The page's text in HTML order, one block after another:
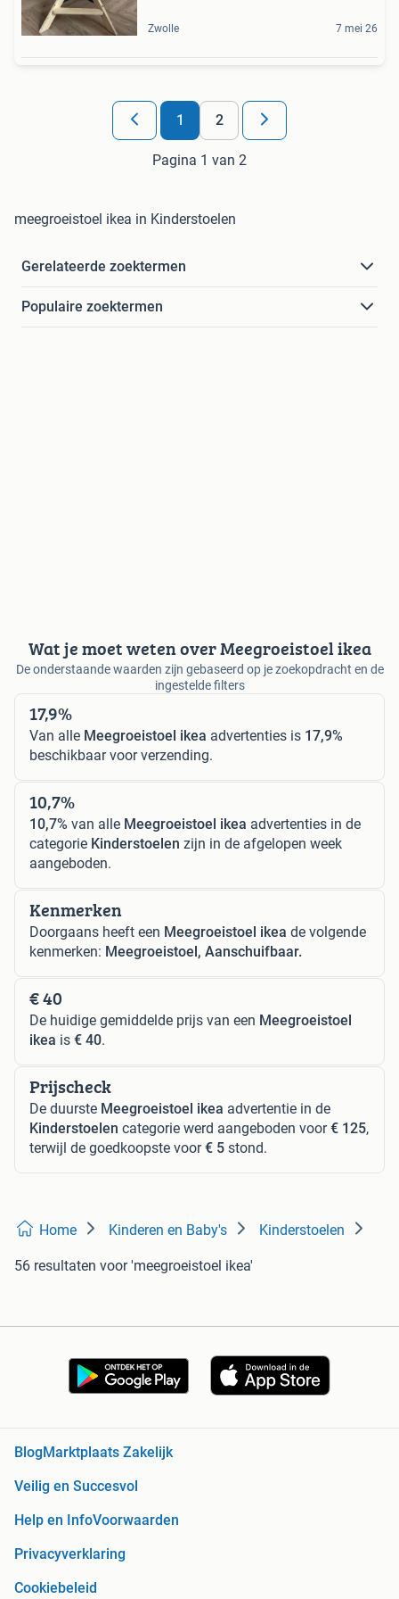
Zwolle 7 mei 26
1 2
Pagina 1 van 2
meegroeistoel ikea in Kinderstoelen
Gerelateerde zoektermen
Populaire zoektermen
Wat je moet weten over Meegroeistoel ikea
De onderstaande waarden zijn gebaseerd op je zoekopdracht en de
ingestelde filters
17,9%
Van alle Meegroeistoel ikea advertenties is 17,9%
beschikbaar voor verzending.
10,7%
10,7% van alle Meegroeistoel ikea advertenties in de
categorie Kinderstoelen zijn in de afgelopen week
aangeboden.
Kenmerken
Doorgaans heeft een Meegroeistoel ikea de volgende
kenmerken: Meegroeistoel, Aanschuifbaar.
€ 40
De huidige gemiddelde prijs van een Meegroeistoel
ikea is € 40.
Prijscheck
De duurste Meegroeistoel ikea advertentie in de
Kinderstoelen categorie werd aangeboden voor€ 125,
terwijl de goedkoopste voor€ 5 stond.
Home Kinderen en Baby's Kinderstoelen
56 resultaten voor 'meegroeistoel ikea'
BlogMarktplaats Zakelijk
Veilig en Succesvol
Help en InfoVoorwaarden
Privacyverklaring
Cookiebeleid